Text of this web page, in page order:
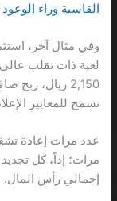
القاسية وراء
تسمح للمعايير
إجمالي رأس المال.